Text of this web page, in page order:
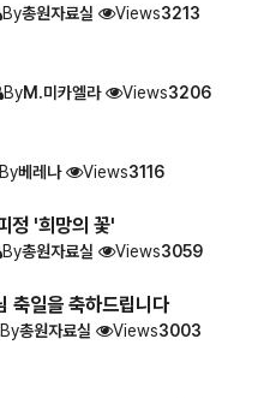
By총원자료실 Views3213
ByM.미카엘라 Views3206
By베레나 Views3116
정 '희망의 꽃'
By총원자료실 Views3059
축일을 축하드립니다
By총원자료실 Views3003